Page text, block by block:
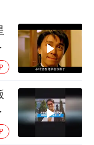
构建更高水平的全民健身公共服务体系
萌娃帮爷爷脱玉米 卖力干活超可爱
灌溉水坝被隔成鱼塘 村民投诉20余年
奋力开创中国式现代化建设新局面